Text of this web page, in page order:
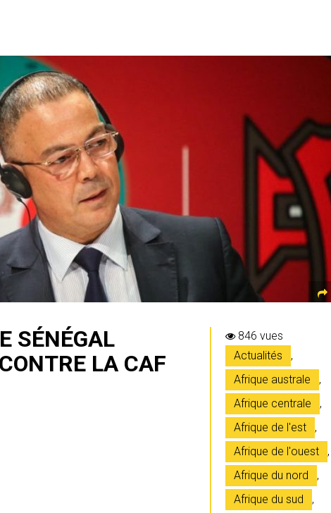
SÉNÉGAL
LA CAF
846 vues
Actualités
,
Afrique australe
,
Afrique centrale
,
Afrique de l'est
,
Afrique de l'ouest
,
Afrique du nord
,
Afrique du sud
,